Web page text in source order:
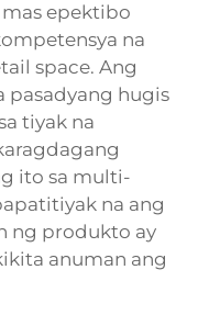
epektibo
na
space. Ang
pasadyang hugis
tiyak na
ito sa multi-
na ang
ng produkto ay
anuman ang